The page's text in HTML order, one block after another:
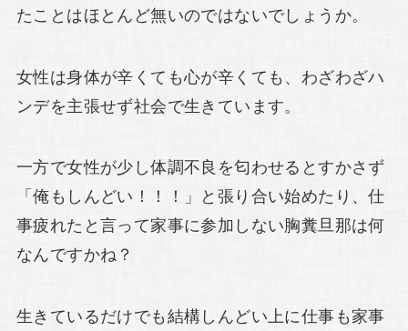
たことはほとんど無いのではないでしょうか。
女性は身体が辛くても心が辛くても、わざわざハ
ンデを主張せず社会で生きています。
一方で女性が少し体調不良を匂わせるとすかさず
「俺もしんどい！！！」と張り合い始めたり、仕
事疲れたと言って家事に参加しない胸糞旦那は何
なんですかね？
生きているだけでも結構しんどい上に仕事も家事